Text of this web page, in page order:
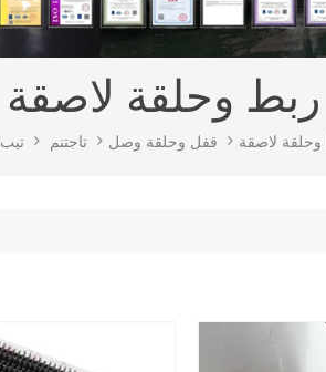
ربط وحلقة لاصقة
تيب تاجتنم قفل وحلقة وصل لاصقة